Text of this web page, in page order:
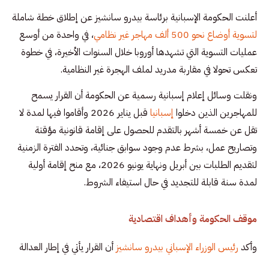
أعلنت الحكومة الإسبانية برئاسة بيدرو سانشيز عن إطلاق خطة شاملة
لتسوية أوضاع نحو 500 ألف مهاجر غير نظامي
، في واحدة من أوسع
عمليات التسوية التي تشهدها أوروبا خلال السنوات الأخيرة، في خطوة
تعكس تحولا في مقاربة مدريد لملف الهجرة غير النظامية.
ونقلت وسائل إعلام إسبانية رسمية عن الحكومة أن القرار يسمح
للمهاجرين الذين دخلوا إسبانيا
قبل يناير 2026 وأقاموا فيها لمدة لا
تقل عن خمسة أشهر بالتقدم للحصول على إقامة قانونية مؤقتة
وتصاريح عمل، بشرط عدم وجود سوابق جنائية، وتحدد الفترة الزمنية
لتقديم الطلبات بين أبريل ونهاية يونيو 2026، مع منح إقامة أولية
لمدة سنة قابلة للتجديد في حال استيفاء الشروط.
موقف الحكومة وأهداف اقتصادية
وأكد رئيس الوزراء الإسباني بيدرو سانشيز أن القرار يأتي في إطار العدالة